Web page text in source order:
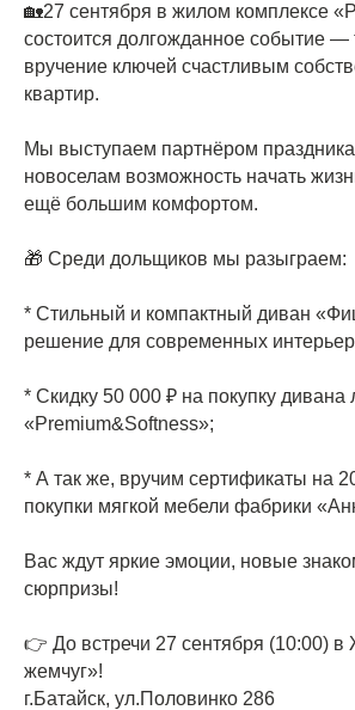
🏡27 сентября в жилом комплексе
состоится долгожданное событие —
вручение ключей счастливым
квартир.
Мы выступаем партнёром
новоселам возможность начать
ещё большим комфортом.
🎁 Среди дольщиков мы разыграем:
* Стильный и компактный диван
решение для современных
* Скидку 50 000 ₽ на покупку дивана
«Premium&Softness»;
* ⁠А так же, вручим сертификаты на
покупки мягкой мебели фабрики
Вас ждут яркие эмоции, новые
сюрпризы!
👉 До встречи 27 сентября (10:00) в
жемчуг»!
г.Батайск, ул.Половинко 286